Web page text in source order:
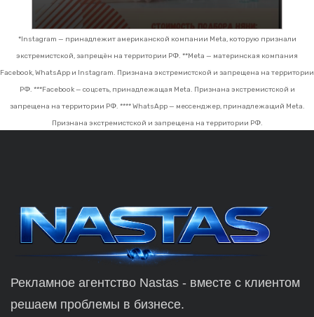
*Instagram — принадлежит американской компании Meta, которую признали
экстремистской, запрещён на территории РФ. **Meta — материнская компания
Facebook, WhatsApp и Instagram. Признана экстремистской и запрещена на территории
РФ. ***Facebook — соцсеть, принадлежащая Meta. Признана экстремистской и
запрещена на территории РФ. **** WhatsApp — мессенджер, принадлежащий Meta.
Признана экстремистской и запрещена на территории РФ.
Рекламное агентство Nastas - вместе с клиентом
решаем проблемы в бизнесе.